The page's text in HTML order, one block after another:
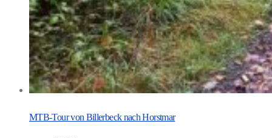
MTB-Tour von Billerbeck nach Horstmar